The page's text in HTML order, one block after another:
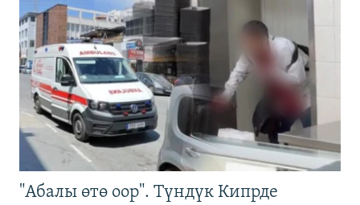
"Абалы өтө оор". Түндүк Кипрде